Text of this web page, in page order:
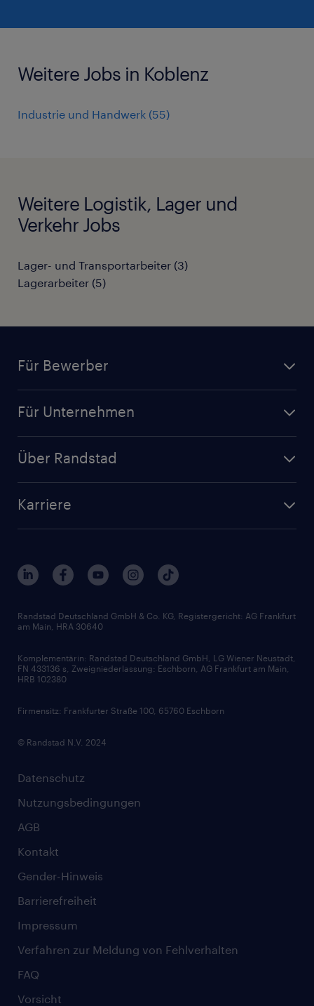
Weitere Jobs in Koblenz
Industrie und Handwerk (55)
Weitere Logistik, Lager und
Verkehr Jobs
Lager- und Transportarbeiter (3)
Lagerarbeiter (5)
Für Bewerber
Initiativbewerbung
Randstad Akademie
Für Unternehmen
Branchen
Über Randstad
Interne Karriere
FAQ - Bewerber / Kunden
Zertifikate und Auszeichnungen
Karriere
Berufsprofile
Gehaltsthemen
Bewerbungsratgeber
Soft Skills
Skills
Datenschutz
Nutzungsbedingungen
AGB
Kontakt
Gender-Hinweis
Barrierefreiheit
Impressum
Verfahren zur Meldung von Fehlverhalten
FAQ
Vorsicht
Randstad Deutschland GmbH & Co. KG, Registergericht: AG Frankfurt
am Main, HRA 30640
Komplementärin: Randstad Deutschland GmbH, LG Wiener Neustadt,
FN 433136 s, Zweigniederlassung: Eschborn, AG Frankfurt am Main,
HRB 102380
Firmensitz: Frankfurter Straße 100, 65760 Eschborn
© Randstad N.V. 2024